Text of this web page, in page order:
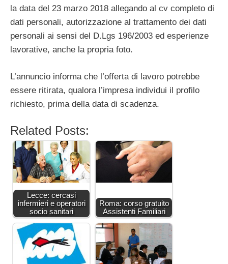
la data del 23 marzo 2018 allegando al cv completo di
dati personali, autorizzazione al trattamento dei dati
personali ai sensi del D.Lgs 196/2003 ed esperienze
lavorative, anche la propria foto.
L’annuncio informa che l’offerta di lavoro potrebbe
essere ritirata, qualora l’impresa individui il profilo
richiesto, prima della data di scadenza.
Related Posts:
Lecce: cercasi
infermieri e operatori
socio sanitari
Roma: corso gratuito
Assistenti Familiari